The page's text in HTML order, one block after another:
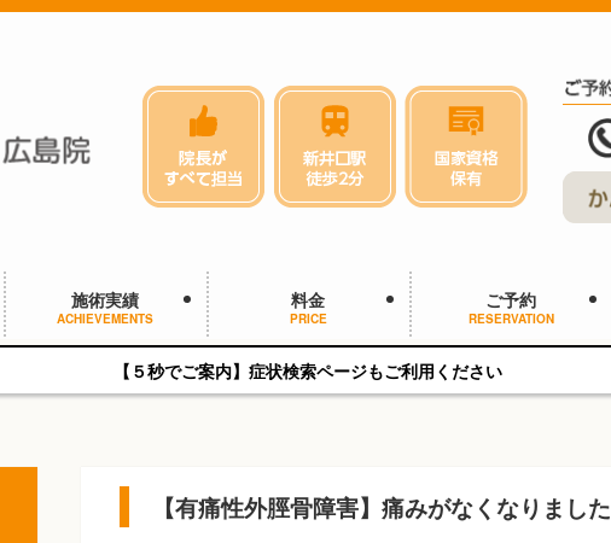
施術実績
ACHIEVEMENTS
料金
PRICE
ご予約
RESERVATION
【５秒でご案内】症状検索ページもご利用ください
【有痛性外脛骨障害】痛みがなくなりました